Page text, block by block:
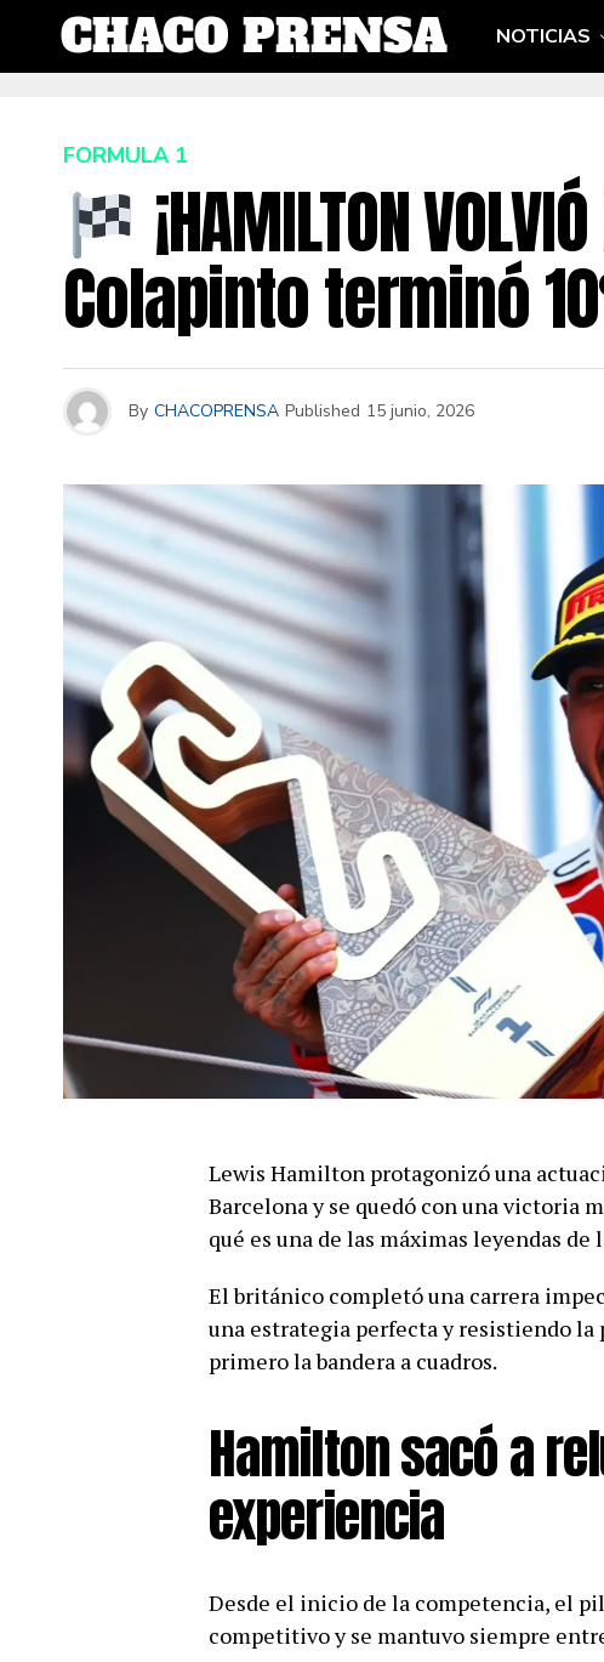
NOTICIAS
FORMULA 1
¡HAMILTON
Colapinto terminó
By CHACOPRENSA Published 15 junio, 2026
Lewis Hamilton protagonizó una
Barcelona y se quedó con una victoria
qué es una de las máximas leyendas de
El británico completó una carrera
una estrategia perfecta y resistiendo la
primero la bandera a cuadros.
Hamilton sacó a
experiencia
Desde el inicio de la competencia, el
competitivo y se mantuvo siempre